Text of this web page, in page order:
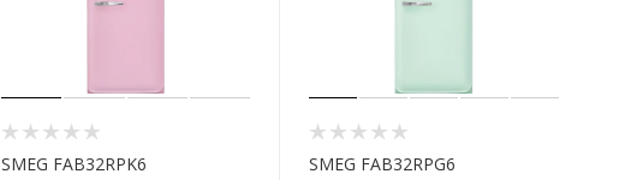
SMEG FAB32RPK6
SMEG FAB32RPG6